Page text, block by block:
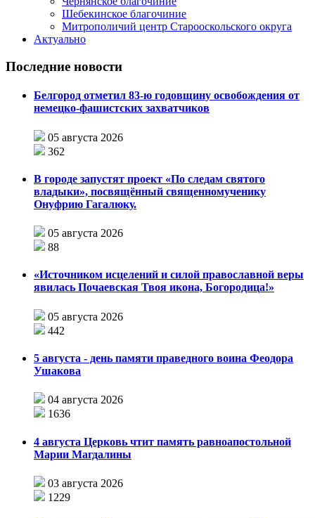
Шебекинское благочиние
Митрополичий центр Старооскольского округа
Актуально
Последние новости
Белгород отметил 83-ю годовщину освобождения от
немецко-фашистских захватчиков
05 августа 2026
362
В городе запустят проект «По следам святого
владыки», посвящённый священномученику
Онуфрию Гагалюку.
05 августа 2026
88
«Источником исцелений и силой православной веры
явилась Почаевская Твоя икона, Богородица!»
05 августа 2026
442
5 августа - день памяти праведного воина Феодора
Ушакова
04 августа 2026
1636
4 августа Церковь чтит память равноапостольной
Марии Магдалины
03 августа 2026
1229